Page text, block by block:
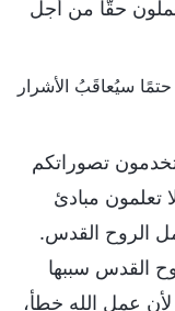
حقًّا من أجل
تصوراتكم
تعلمون مبادئ
الروح القدس.
القدس سببها
عمل الله خطأ،